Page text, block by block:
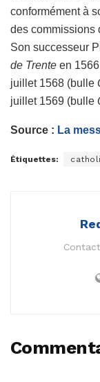
conformément à
des commissions
Son successeur
de Trente en
juillet 1568 (bulle
juillet 1569 (bulle
Source : La
Étiquettes: